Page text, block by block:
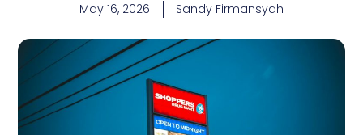
May 16, 2026 Sandy Firmansyah